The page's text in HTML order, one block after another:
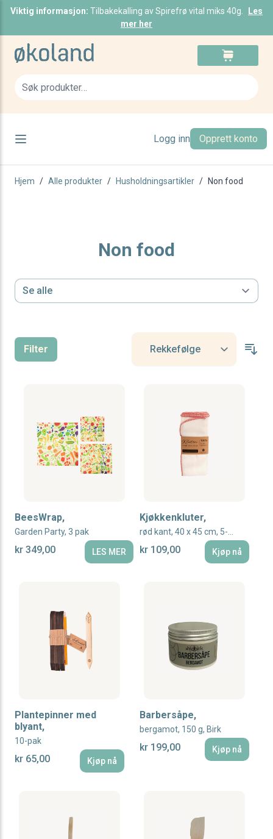
Viktig informasjon: Tilbakekalling av Spirefrø vital miks 40g.
Les
mer her
Skip to Content
Logg inn Opprett konto
Hjem / Alle produkter / Husholdningsartikler / Non food
Non food
Filter
BeesWrap,
Garden Party, 3 pak
kr 349,00 LES MER
Kjøkkenkluter,
kr 109,00 Kjøp nå
Plantepinner med
blyant,
10-pak
kr 65,00 Kjøp nå
Barbersåpe,
bergamot, 150 g, Birk
kr 199,00 Kjøp nå